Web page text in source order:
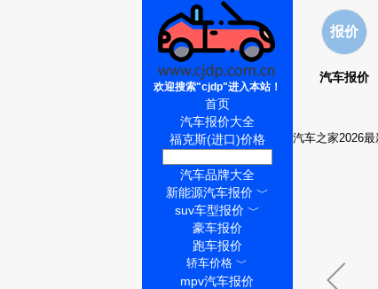
报价
汽车报价
汽车之家2026
欢迎搜索"cjdp"进入本站！
首页
汽车报价大全
福克斯(进口)价格
汽车品牌大全
新能源汽车报价﹀
suv车型报价﹀
豪车报价
跑车报价
轿车价格 ﹀
mpv汽车报价